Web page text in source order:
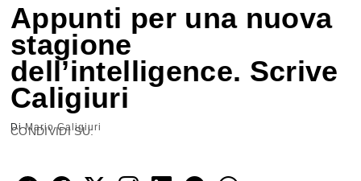
Appunti per una nuova
stagione
dell’intelligence. Scrive
Caligiuri
DiMario Caligiuri
CONDIVIDI SU: